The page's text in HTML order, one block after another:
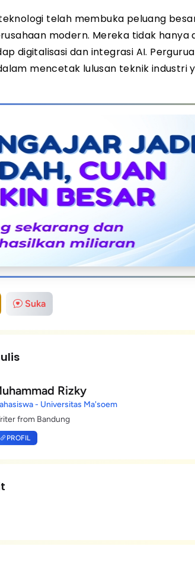
telah membuka peluang
modern. Mereka tidak
digitalisasi dan integrasi AI.
mencetak lulusan teknik industri
Suka
Rizky
- Universitas Ma'soem
from Bandung
PROFIL